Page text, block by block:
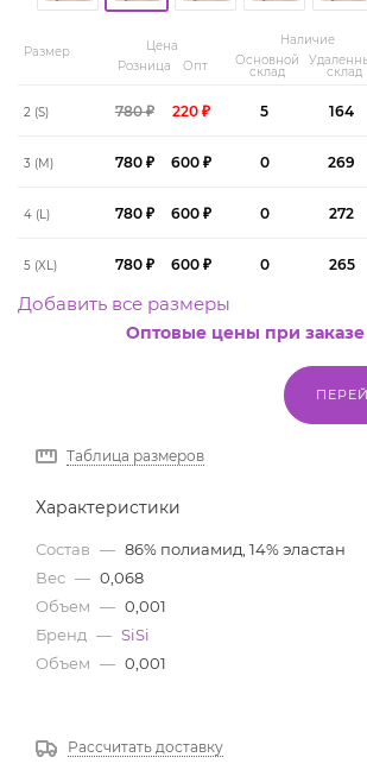
Размер
Цена
Розница
Опт
Наличие
Основной
склад склад
2 (S) 780 ₽ 220 ₽ 5 164
3 (M) 780 ₽ 600 ₽ 0 269
4 (L) 780 ₽ 600 ₽ 0 272
5 (XL) 780 ₽ 600 ₽ 0 265
Добавить все размеры
Оптовые цены при заказе
Таблица размеров
Характеристики
Состав — 86% полиамид, 14% эластан
Вес — 0,068
Объем — 0,001
Бренд — SiSi
Объем — 0,001
Рассчитать доставку